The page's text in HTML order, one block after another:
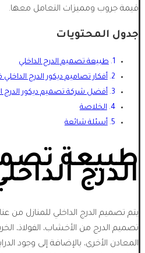
قيمة جروب ومميزات التعامل معها.
جدول المحتويات
طبيعة تصميم الدرج الداخلي
أفكار تصاميم ديكور الدرج الداخلي
أفضل شركة تصميم ديكور الدرج
الخلاصة
أسئلة شائعة
طبيعة
الدرج
يتم تصميم الدرج الداخلي للمنازل من
تصميم الدرج من الأخشاب، الفولاذ،
المعادن الأخرى، بالإضافة إلى وجود